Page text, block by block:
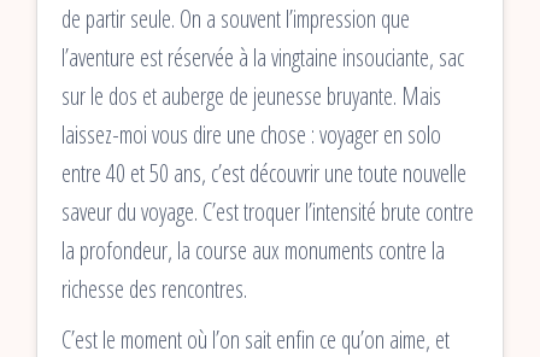
de partir seule. On a souvent l’impression que
l’aventure est réservée à la vingtaine insouciante, sac
sur le dos et auberge de jeunesse bruyante. Mais
laissez-moi vous dire une chose : voyager en solo
entre 40 et 50 ans, c’est découvrir une toute nouvelle
saveur du voyage. C’est troquer l’intensité brute contre
la profondeur, la course aux monuments contre la
richesse des rencontres.
C’est le moment où l’on sait enfin ce qu’on aime, et